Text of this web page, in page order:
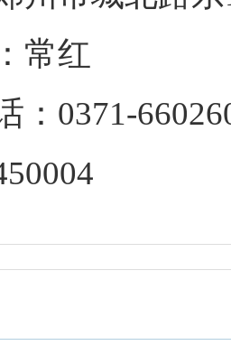
常红
： 0371-6602